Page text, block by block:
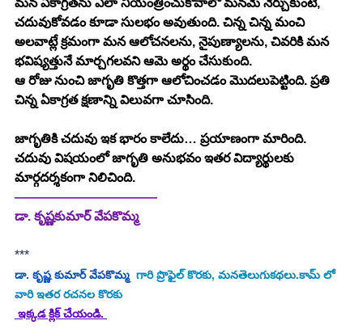
చదువుకోవడం కూడా సులభం అవుతుంది. చిన్న చిన్న మంచి
అలవాట్లే క్రమంగా మన ఆలోచనలను, నైపుణ్యాలను, చివరికి మన
భవిష్యత్తునే మార్చగలవని ఆమె అర్థం చేసుకుంది.
ఆ రోజు నుంచి జాగృతి కొత్తగా ఆలోచించడం మొదలుపెట్టింది. ప్రతి
చిన్న ఏకాగ్రత క్షణాన్ని విలువగా చూసింది.
జాగృతికి చదువు ఇక భారం కాలేదు… ప్రయాణంగా మారింది.
చదువు విషయంలో జాగృతి అనుభవం ఇతర విద్యార్థులకు
మార్గదర్శకంగా నిలిచింది.
———————————
డా. కృష్ణకుమార్ వేపకొమ్మ
***
డా. కృష్ణ కుమార్ వేపకొమ్మ గారి ప్రొఫైల్ కొరకు, మనతెలుగుకథలు.కామ్ లో
వారి ఇతర రచనల కొరకు
ఇక్కడ క్లిక్ చేయండి.